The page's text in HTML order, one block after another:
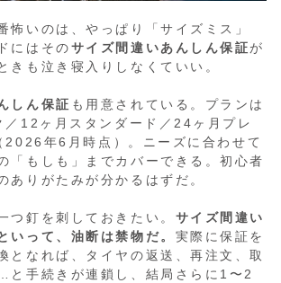
怖いのは、やっぱり「サイズミス」
にはそのサイズ間違いあんしん保証が
きも泣き寝入りしなくていい。
しん保証 も用意されている。プランは
／12ヶ月スタンダード／24ヶ月プレ
2026年6月時点）。ニーズに合わせて
「もしも」までカバーできる。初心者
ありがたみが分かるはずだ。
つ釘を刺しておきたい。 サイズ間違い
いって、油断は禁物だ。 実際に保証を
となれば、タイヤの返送、再注文、取
手続きが連鎖し、結局さらに1〜2